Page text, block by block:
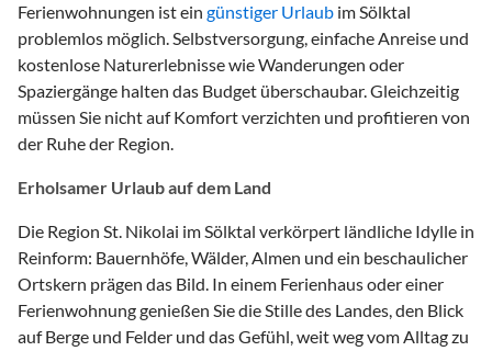
Ferienwohnungen ist ein günstiger Urlaub im Sölktal
problemlos möglich. Selbstversorgung, einfache Anreise und
kostenlose Naturerlebnisse wie Wanderungen oder
Spaziergänge halten das Budget überschaubar. Gleichzeitig
müssen Sie nicht auf Komfort verzichten und profitieren von
der Ruhe der Region.
Erholsamer Urlaub auf dem Land
Die Region St. Nikolai im Sölktal verkörpert ländliche Idylle in
Reinform: Bauernhöfe, Wälder, Almen und ein beschaulicher
Ortskern prägen das Bild. In einem Ferienhaus oder einer
Ferienwohnung genießen Sie die Stille des Landes, den Blick
auf Berge und Felder und das Gefühl, weit weg vom Alltag zu